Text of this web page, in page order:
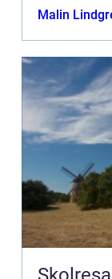
Malin